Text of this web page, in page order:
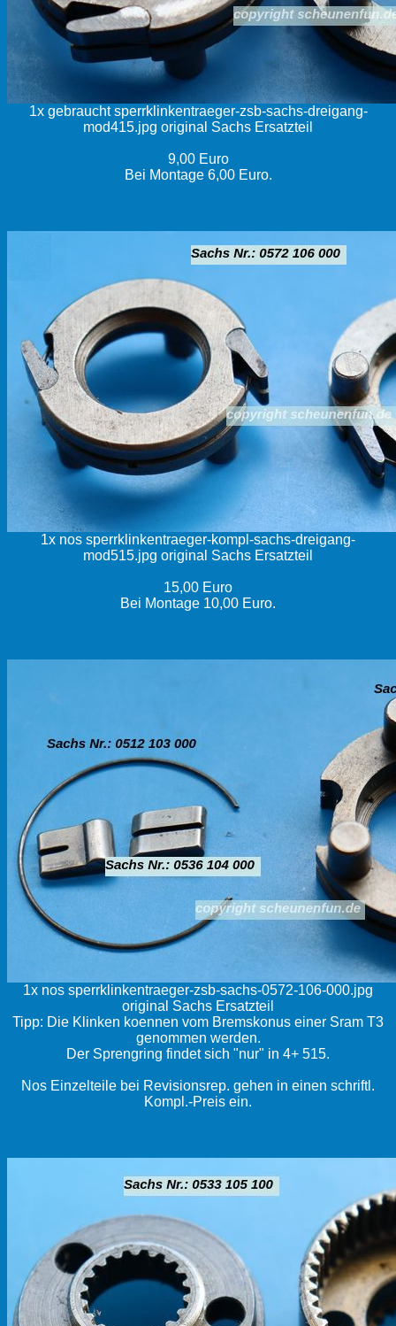
1x gebraucht sperrklinkentraeger-zsb-sachs-dreigang-
mod415.jpg original Sachs Ersatzteil
9,00 Euro
Bei Montage 6,00 Euro.
1x nos sperrklinkentraeger-kompl-sachs-dreigang-
mod515.jpg original Sachs Ersatzteil
15,00 Euro
Bei Montage 10,00 Euro.
1x nos sperrklinkentraeger-zsb-sachs-0572-106-000.jpg
original Sachs Ersatzteil
Tipp: Die Klinken koennen vom Bremskonus einer Sram T3
genommen werden.
Der Sprengring findet sich "nur" in 4+ 515.
Nos Einzelteile bei Revisionsrep. gehen in einen schriftl.
Kompl.-Preis ein.